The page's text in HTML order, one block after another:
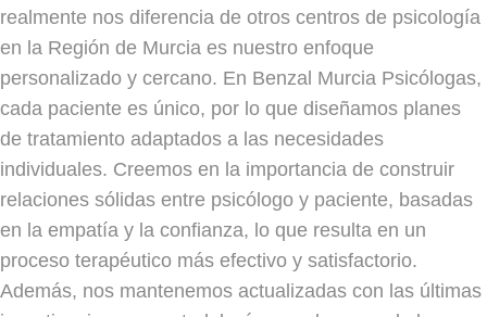
realmente nos diferencia de otros centros de psicología
en la Región de Murcia es nuestro enfoque
personalizado y cercano. En Benzal Murcia Psicólogas,
cada paciente es único, por lo que diseñamos planes
de tratamiento adaptados a las necesidades
individuales. Creemos en la importancia de construir
relaciones sólidas entre psicólogo y paciente, basadas
en la empatía y la confianza, lo que resulta en un
proceso terapéutico más efectivo y satisfactorio.
Además, nos mantenemos actualizadas con las últimas